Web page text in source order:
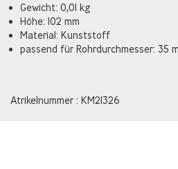
Gewicht: 0,01 kg
Höhe: 102 mm
Material: Kunststoff
passend für Rohrdurchmesser: 35
Atrikelnummer : KM21326